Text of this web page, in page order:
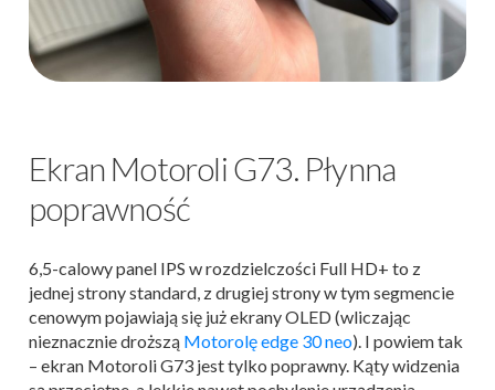
Ekran Motoroli G73. Płynna
poprawność
6,5-calowy panel IPS w rozdzielczości Full HD+ to z
jednej strony standard, z drugiej strony w tym segmencie
cenowym pojawiają się już ekrany OLED (wliczając
nieznacznie droższą Motorolę edge 30 neo). I powiem tak
– ekran Motoroli G73 jest tylko poprawny. Kąty widzenia